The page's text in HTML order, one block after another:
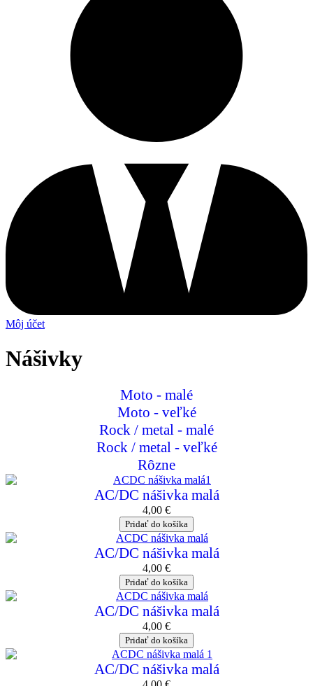
Môj účet
Nášivky
Moto - malé
Moto - veľké
Rock / metal - malé
Rock / metal - veľké
Rôzne
AC/DC nášivka malá
4,00 €
Pridať do košíka
AC/DC nášivka malá
4,00 €
Pridať do košíka
AC/DC nášivka malá
4,00 €
Pridať do košíka
AC/DC nášivka malá